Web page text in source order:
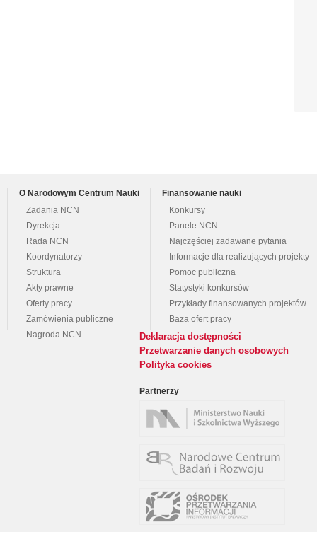
O Narodowym Centrum Nauki
Zadania NCN
Dyrekcja
Rada NCN
Koordynatorzy
Struktura
Akty prawne
Oferty pracy
Zamówienia publiczne
Nagroda NCN
Finansowanie nauki
Konkursy
Panele NCN
Najczęściej zadawane pytania
Informacje dla realizujących projekty
Pomoc publiczna
Statystyki konkursów
Przykłady finansowanych projektów
Baza ofert pracy
Deklaracja dostępności
Przetwarzanie danych osobowych
Polityka cookies
Partnerzy